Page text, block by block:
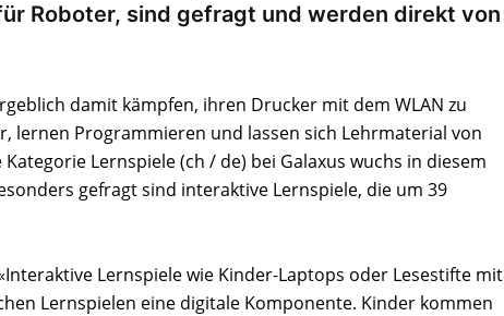
Roboter, sind gefragt und werden direkt von
damit kämpfen, ihren Drucker mit dem WLAN zu
lernen Programmieren und lassen sich Lehrmaterial von
Lernspiele (ch / de) bei Galaxus wuchs in diesem
gefragt sind interaktive Lernspiele, die um 39
Lernspiele wie Kinder-Laptops oder Lesestifte mit
Lernspielen eine digitale Komponente. Kinder kommen